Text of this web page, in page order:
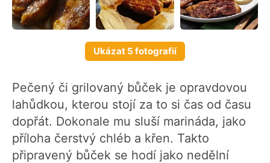
Ukázat 5 fotografií
Pečený či grilovaný bůček je opravdovou
lahůdkou, kterou stojí za to si čas od času
dopřát. Dokonale mu sluší marináda, jako
příloha čerstvý chléb a křen. Takto
připravený bůček se hodí jako nedělní